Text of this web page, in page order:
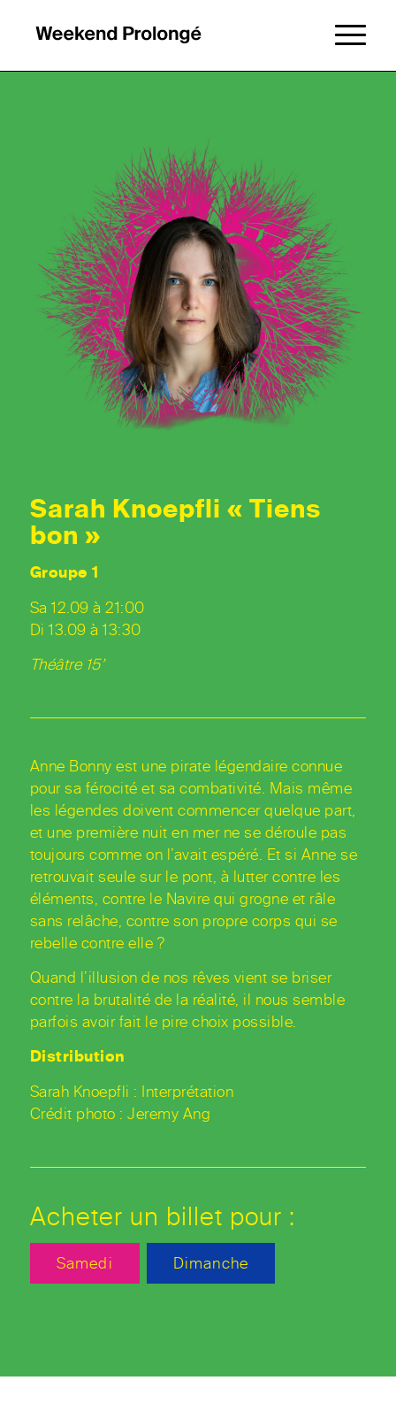
Sarah Knoepfli « Tiens
bon »
Groupe 1
Sa 12.09 à 21:00
Di 13.09 à 13:30
Théâtre 15’
Anne Bonny est une pirate légendaire connue
pour sa férocité et sa combativité. Mais même
les légendes doivent commencer quelque part,
et une première nuit en mer ne se déroule pas
toujours comme on l’avait espéré. Et si Anne se
retrouvait seule sur le pont, à lutter contre les
éléments, contre le Navire qui grogne et râle
sans relâche, contre son propre corps qui se
rebelle contre elle ?
Quand l’illusion de nos rêves vient se briser
contre la brutalité de la réalité, il nous semble
parfois avoir fait le pire choix possible.
Distribution
Sarah Knoepfli : Interprétation
Crédit photo : Jeremy Ang
Acheter un billet pour :
Samedi Dimanche